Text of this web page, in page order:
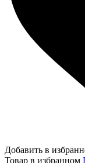
Добавить в
Товар в избранном